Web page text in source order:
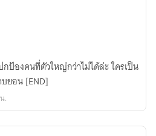
ป้องคนที่ตัวใหญ่กว่าไม่ได้ล่ะ ใครเป็น
ยอน [END]
.